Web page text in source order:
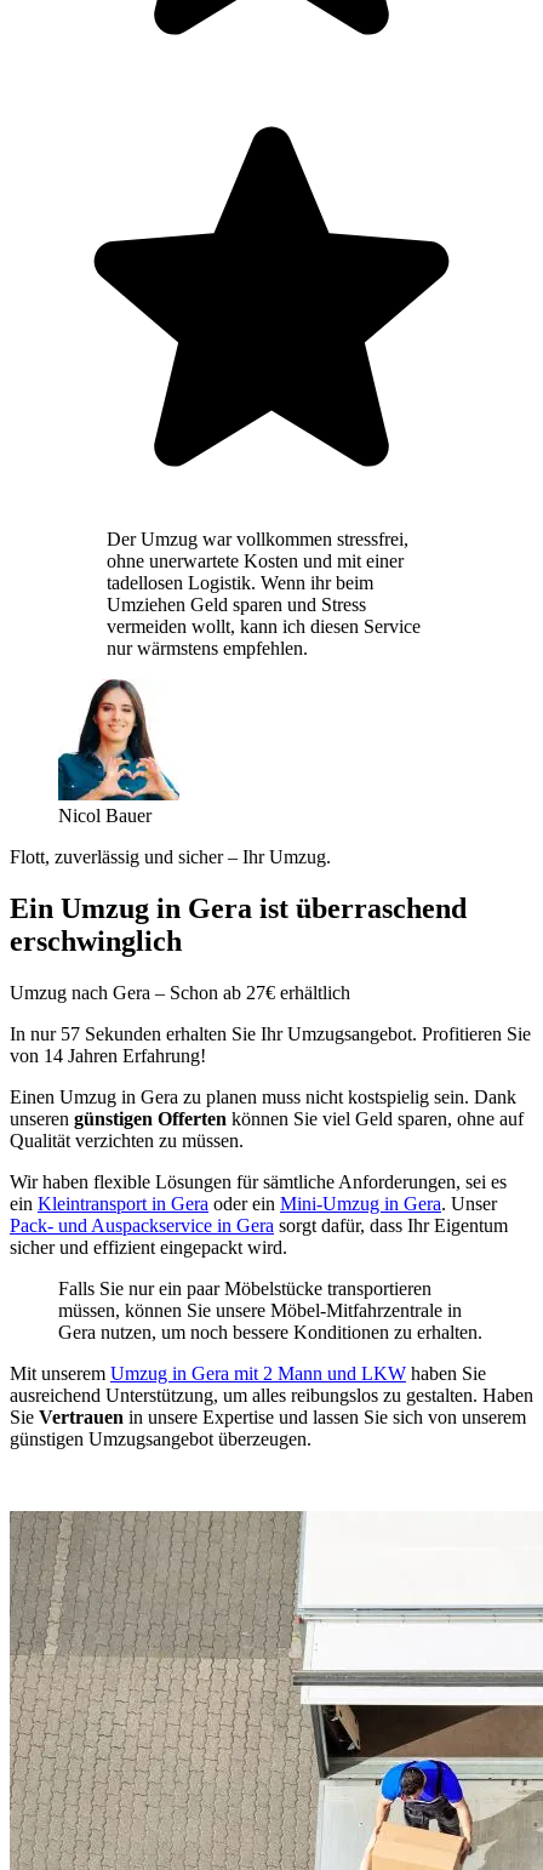
Der Umzug war vollkommen stressfrei,
ohne unerwartete Kosten und mit einer
tadellosen Logistik. Wenn ihr beim
Umziehen Geld sparen und Stress
vermeiden wollt, kann ich diesen Service
nur wärmstens empfehlen.
Nicol Bauer
Flott, zuverlässig und sicher – Ihr Umzug.
Ein Umzug in Gera ist überraschend
erschwinglich
Umzug nach Gera – Schon ab 27€ erhältlich
In nur 57 Sekunden erhalten Sie Ihr Umzugsangebot. Profitieren Sie
von 14 Jahren Erfahrung!
Einen Umzug in Gera zu planen muss nicht kostspielig sein. Dank
unseren günstigen Offerten können Sie viel Geld sparen, ohne auf
Qualität verzichten zu müssen.
Wir haben flexible Lösungen für sämtliche Anforderungen, sei es
ein Kleintransport in Gera oder ein Mini-Umzug in Gera. Unser
Pack- und Auspackservice in Gera sorgt dafür, dass Ihr Eigentum
sicher und effizient eingepackt wird.
Falls Sie nur ein paar Möbelstücke transportieren
müssen, können Sie unsere Möbel-Mitfahrzentrale in
Gera nutzen, um noch bessere Konditionen zu erhalten.
Mit unserem Umzug in Gera mit 2 Mann und LKW haben Sie
ausreichend Unterstützung, um alles reibungslos zu gestalten. Haben
Sie Vertrauen in unsere Expertise und lassen Sie sich von unserem
günstigen Umzugsangebot überzeugen.